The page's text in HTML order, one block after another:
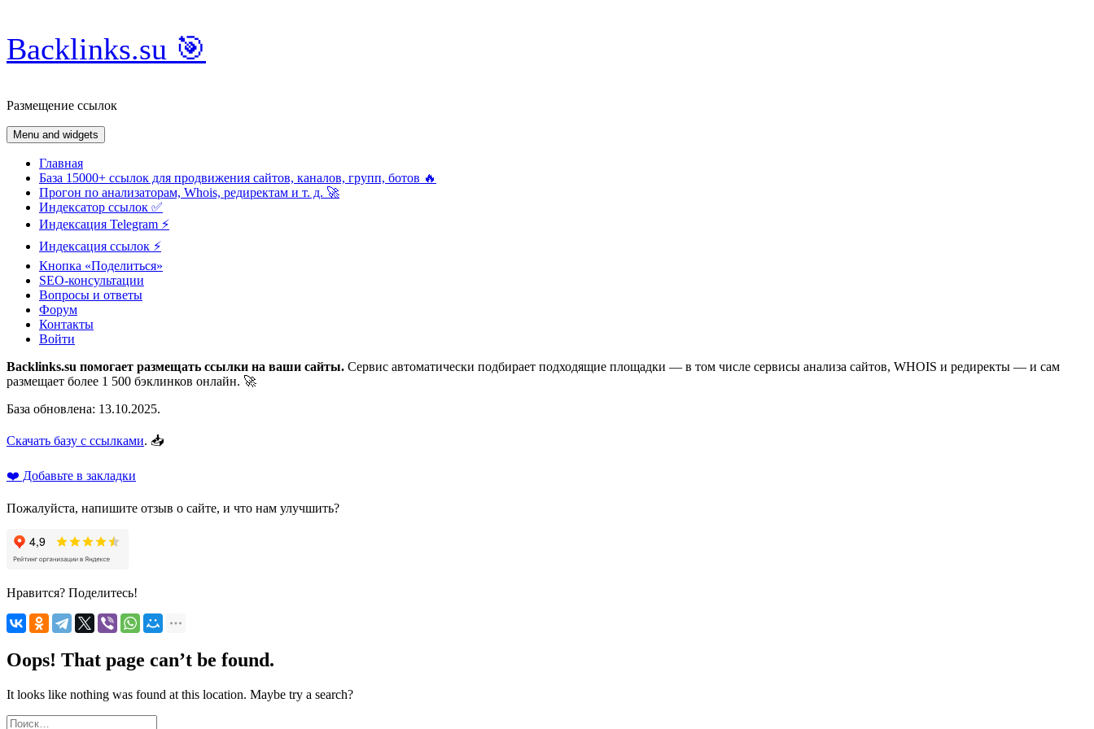
Skip
to
content
Backlinks.su 🎯
Размещение ссылок
Menu and widgets
Главная
База 15000+ ссылок для продвижения сайтов, каналов, групп, ботов 🔥
Прогон по анализаторам, Whois, редиректам и т. д. 🚀
Индексатор ссылок ✅
Индексация Telegram ⚡️
Индексация ссылок ⚡️
Кнопка «Поделиться»
SEO-консультации
Вопросы и ответы
Форум
Контакты
Войти
Backlinks.su помогает размещать ссылки на ваши сайты. Сервис автоматически подбирает подходящие площадки — в том числе сервисы анализа сайтов, WHOIS и редиректы — и сам
размещает более 1 500 бэклинков онлайн. 🚀
База обновлена: 13.10.2025.
Скачать базу с ссылками. 📥
❤️ Добавьте в закладки
Пожалуйста, напишите отзыв о сайте, и что нам улучшить?
Нравится? Поделитесь!
Oops! That page can’t be found.
It looks like nothing was found at this location. Maybe try a search?
Найти: